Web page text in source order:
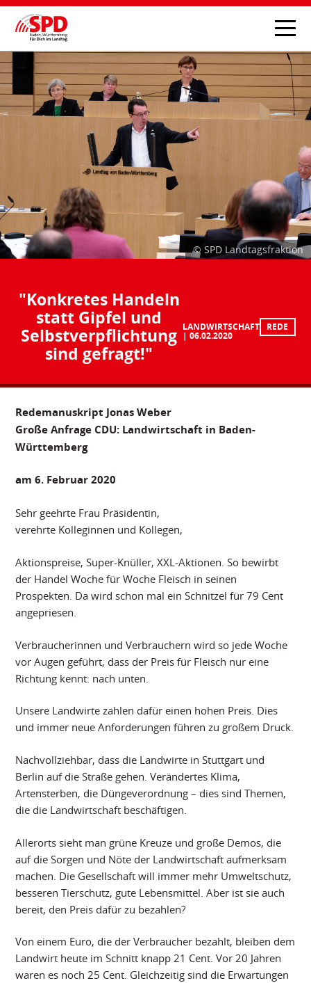
© SPD Landtagsfraktion
"Konkretes Handeln
statt Gipfel und
Selbstverpflichtung
sind gefragt!"
LANDWIRTSCHAFT
06.02.2020
REDE
Redemanuskript Jonas Weber
Große Anfrage CDU: Landwirtschaft in Baden-
Württemberg
am 6. Februar 2020
Sehr geehrte Frau Präsidentin,
verehrte Kolleginnen und Kollegen,
Aktionspreise, Super-Knüller, XXL-Aktionen. So bewirbt
der Handel Woche für Woche Fleisch in seinen
Prospekten. Da wird schon mal ein Schnitzel für 79 Cent
angepriesen.
Verbraucherinnen und Verbrauchern wird so jede Woche
vor Augen geführt, dass der Preis für Fleisch nur eine
Richtung kennt: nach unten.
Unsere Landwirte zahlen dafür einen hohen Preis. Dies
und immer neue Anforderungen führen zu großem Druck.
Nachvollziehbar, dass die Landwirte in Stuttgart und
Berlin auf die Straße gehen. Verändertes Klima,
Artensterben, die Düngeverordnung – dies sind Themen,
die die Landwirtschaft beschäftigen.
Allerorts sieht man grüne Kreuze und große Demos, die
auf die Sorgen und Nöte der Landwirtschaft aufmerksam
machen. Die Gesellschaft will immer mehr Umweltschutz,
besseren Tierschutz, gute Lebensmittel. Aber ist sie auch
bereit, den Preis dafür zu bezahlen?
Von einem Euro, die der Verbraucher bezahlt, bleiben dem
Landwirt heute im Schnitt knapp 21 Cent. Vor 20 Jahren
waren es noch 25 Cent. Gleichzeitig sind die Erwartungen